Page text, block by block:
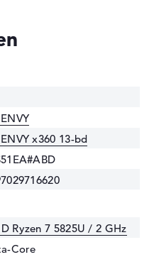
x360 13-bd
Ryzen 7 5825U / 2 GHz
Core